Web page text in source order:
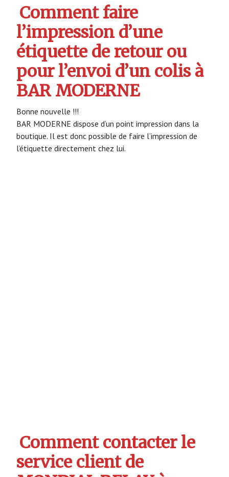
Comment faire
l’impression d’une
étiquette de retour ou
pour l’envoi d’un colis à
BAR MODERNE
Bonne nouvelle !!!
BAR MODERNE dispose d’un point impression dans la
boutique. Il est donc possible de faire l’impression de
l’étiquette directement chez lui.
Comment contacter le
service client de